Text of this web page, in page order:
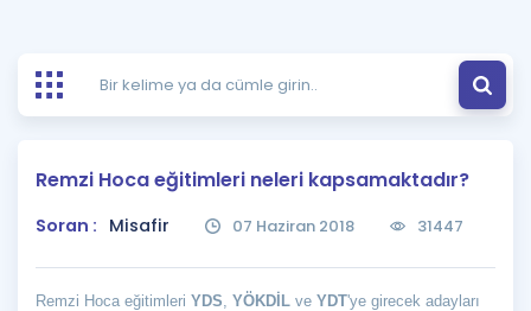
Ücretsiz Kaynaklar
Puan Hesaplama
Rehberlik Aracı
ÖSYM Sınav Takvimi
Blog
İngilizce Gramer
Hakkımızda
Remzi Hoca eğitimleri neleri kapsamaktadır?
Soran : Misafir 07 Haziran 2018 31447
Remzi Hoca eğitimleri YDS, YÖKDİL ve YDT'ye girecek adayları